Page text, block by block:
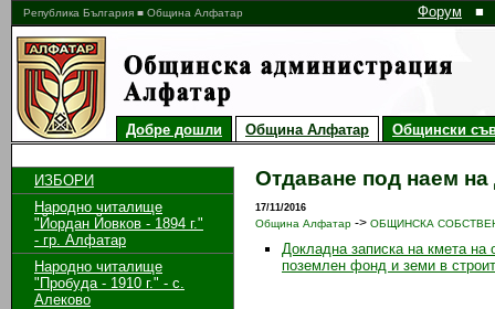
Република България ■ Община Алфатар Форум ■
Добре дошли Община Алфатар Общински
ИЗБОРИ
Народно читалище
"Йордан Йовков - 1894 г."
- гр. Алфатар
Народно читалище
"Пробуда - 1910 г." - с.
Алеково
Отдаване под наем
17/11/2016
Община Алфатар -> ОБЩИНСКА
Докладна записка на кмета
поземлен фонд и земи в